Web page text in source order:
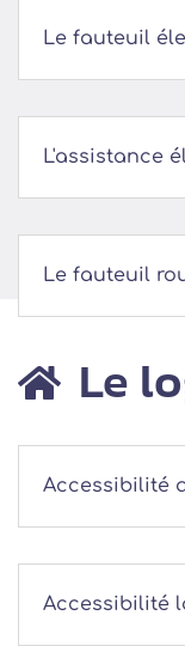
Le fauteuil
L'assistance
Le fauteuil
 Le
Accessibilité
Accessibilité